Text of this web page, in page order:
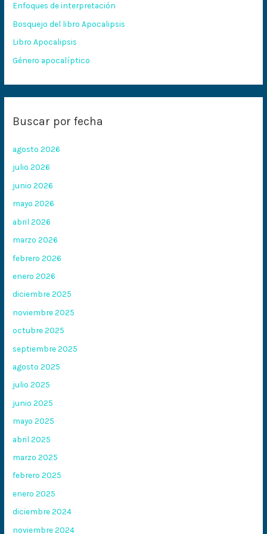
o
r
:
Enfoques de interpretación
Bosquejo del libro Apocalipsis
Libro Apocalipsis
Género apocalíptico
Buscar por fecha
agosto 2026
julio 2026
junio 2026
mayo 2026
abril 2026
marzo 2026
febrero 2026
enero 2026
diciembre 2025
noviembre 2025
octubre 2025
septiembre 2025
agosto 2025
julio 2025
junio 2025
mayo 2025
abril 2025
marzo 2025
febrero 2025
enero 2025
diciembre 2024
noviembre 2024